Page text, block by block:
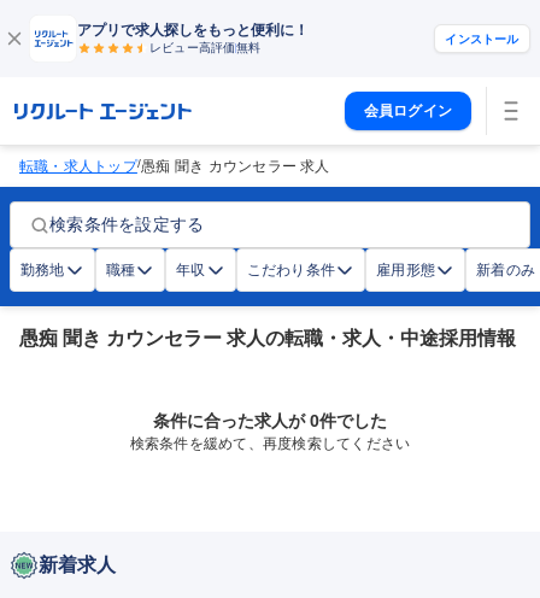
アプリで求人探しをもっと便利に！
レビュー高評価無料
インストール
会員ログイン
転職・求人トップ/愚痴 聞き カウンセラー 求人
検索条件を設定する
勤務地 職種 年収 こだわり条件 雇用形態 新着のみ
愚痴 聞き カウンセラー 求人の転職・求人・中途採用情報
条件に合った求人が 0件でした
検索条件を緩めて、再度検索してください
新着求人